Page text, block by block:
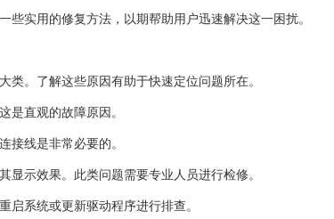
实用的修复方法，以期帮助用户迅速解决这一困扰。
。了解这些原因有助于快速定位问题所在。
是直观的故障原因。
接线是非常必要的。
示效果。此类问题需要专业人员进行检修。
启系统或更新驱动程序进行排查。